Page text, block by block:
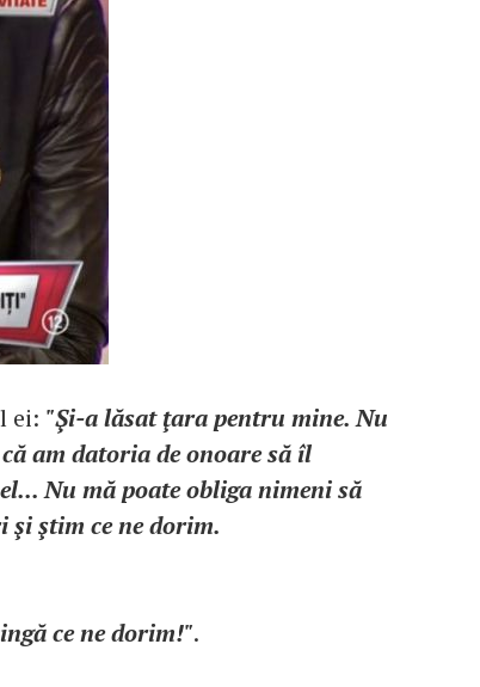
ei: "Şi-a lăsat ţara pentru mine. Nu
am datoria de onoare să îl
Nu mă poate obliga nimeni să
şi ştim ce ne dorim.
ce ne dorim!".